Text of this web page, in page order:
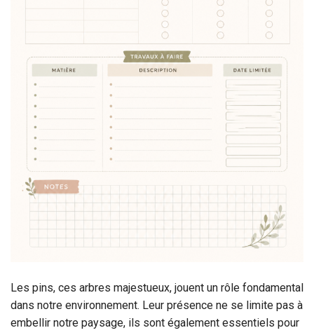
Les pins, ces arbres majestueux, jouent un rôle fondamental
dans notre environnement. Leur présence ne se limite pas à
embellir notre paysage, ils sont également essentiels pour